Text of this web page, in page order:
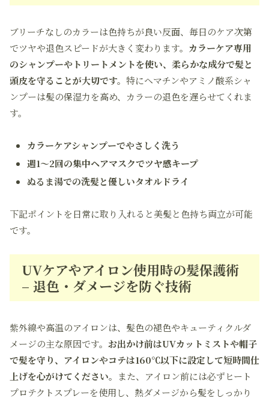
ブリーチなしのカラーは色持ちが良い反面、毎日のケア次第
でツヤや退色スピードが大きく変わります。 カラーケア専用
のシャンプーやトリートメントを使い、柔らかな成分で髪と
頭皮を守ることが大切です。 特にヘマチンやアミノ酸系シャ
ンプーは髪の保湿力を高め、カラーの退色を遅らせてくれま
す。
カラーケアシャンプーでやさしく洗う
週1～2回の集中ヘアマスクでツヤ感キープ
ぬるま湯での洗髪と優しいタオルドライ
下記ポイントを日常に取り入れると美髪と色持ち両立が可能
です。
UVケアやアイロン使用時の髪保護術
– 退色・ダメージを防ぐ技術
紫外線や高温のアイロンは、髪色の褪色やキューティクルダ
メージの主な原因です。 お出かけ前はUVカットミストや帽子
で髪を守り、アイロンやコテは160℃以下に設定して短時間仕
上げを心がけてください。 また、アイロン前には必ずヒート
プロテクトスプレーを使用し、熱ダメージから髪をしっかり